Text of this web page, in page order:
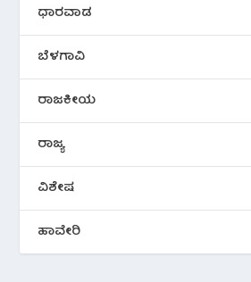
ಧಾರವಾಡ
ಬೆಳಗಾವಿ
ರಾಜಕೀಯ
ರಾಜ್ಯ
ವಿಶೇಷ
ಹಾವೇರಿ